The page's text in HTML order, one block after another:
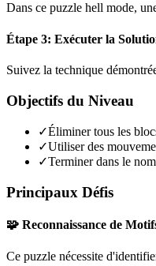
Dans ce puzzle hell mode,
Étape 3: Exécuter la
Suivez la technique
Objectifs du Niveau
✓Éliminer tous les
✓Utiliser des
✓Terminer dans le
Principaux Défis
🧩 Reconnaissance de
Ce puzzle nécessite